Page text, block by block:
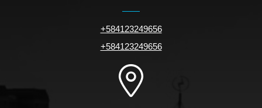
+584123249656
+584123249656